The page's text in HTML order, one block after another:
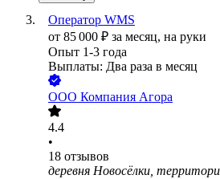
Оператор WMS
от 85 000 ₽ за месяц, на руки
Опыт 1-3 года
Выплаты: Два раза в месяц
ООО Компания Агора
4.4
•
18 отзывов
деревня Новосёлки,